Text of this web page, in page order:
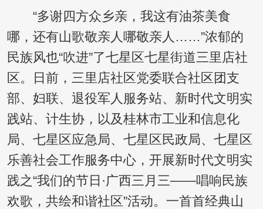
“多谢四方众乡亲，我这有油茶美食
哪，还有山歌敬亲人哪敬亲人……”浓郁的
民族风也“吹进”了七星区七星街道三里店社
区。日前，三里店社区党委联合社区团支
部、妇联、退役军人服务站、新时代文明实
践站、计生协，以及桂林市工业和信息化
局、七星区应急局、七星区民政局、七星区
乐善社会工作服务中心，开展新时代文明实
践之“我们的节日·广西三月三——唱响民族
欢歌，共绘和谐社区”活动。一首首经典山